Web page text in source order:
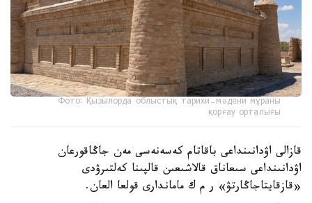
Фото: Қызылорда облыстық тарихи-мәдени мұраны
қорғау орталығы
قازالى اۋدانىنداعى باقاتام كەسەنەسى مەن جاڭاقورعان
اۋدانىنداعى سىعاناق قالاشىعىن قالپىنا كەلتىرۋدى
«قازقايتاجاڭارتۋ» ر م ك ماماندارى قولعا العان.